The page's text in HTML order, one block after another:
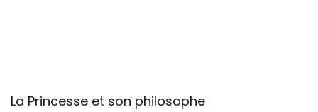
La Princesse et son philosophe